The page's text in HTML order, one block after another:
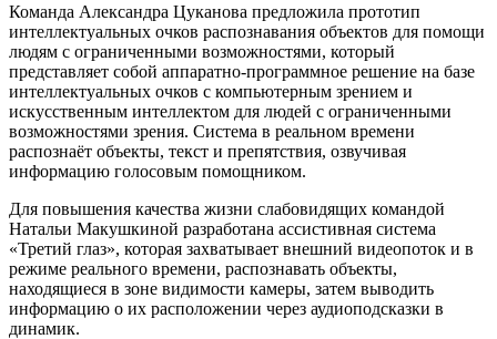
Команда Александра Цуканова предложила прототип
интеллектуальных очков распознавания объектов для помощи
людям с ограниченными возможностями, который
представляет собой аппаратно-программное решение на базе
интеллектуальных очков с компьютерным зрением и
искусственным интеллектом для людей с ограниченными
возможностями зрения. Система в реальном времени
распознаёт объекты, текст и препятствия, озвучивая
информацию голосовым помощником.
Для повышения качества жизни слабовидящих командой
Натальи Макушкиной разработана ассистивная система
«Третий глаз», которая захватывает внешний видеопоток и в
режиме реального времени, распознавать объекты,
находящиеся в зоне видимости камеры, затем выводить
информацию о их расположении через аудиоподсказки в
динамик.